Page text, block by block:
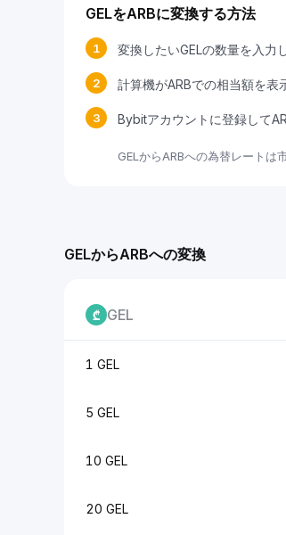
GELをARBに変換する方法
1 変換したいGELの数量を入力
2 計算機がARBでの相当額を表
3 Bybitアカウントに登録して
GELからARBへの為替レートは
GELからARBへの変換
GEL
1 GEL
5 GEL
10 GEL
20 GEL